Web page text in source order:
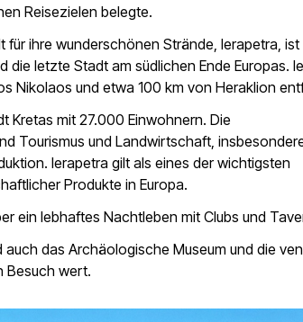
Reisezielen belegte.
für ihre wunderschönen Strände, Ierapetra, ist
die letzte Stadt am südlichen Ende Europas.
Nikolaos und etwa 100 km von Heraklion
Kretas mit 27.000 Einwohnern. Die
Tourismus und Landwirtschaft,
Ierapetra gilt als eines der wichtigsten
Produkte in Europa.
ein lebhaftes Nachtleben mit Clubs und
das Archäologische Museum und die
Besuch wert.